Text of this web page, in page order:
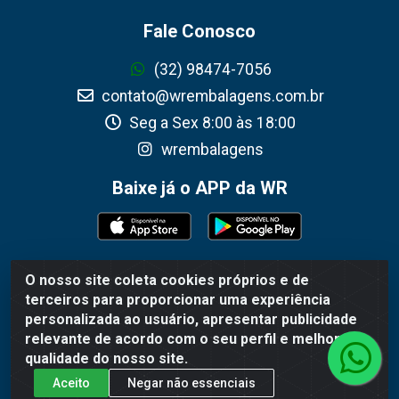
O nosso site coleta cookies próprios e de
terceiros para proporcionar uma experiência
personalizada ao usuário, apresentar publicidade
relevante de acordo com o seu perfil e melhorar a
qualidade do nosso site.
Aceito Negar não essenciais
Fale Conosco
(32) 98474-7056
contato@wrembalagens.com.br
Seg a Sex 8:00 às 18:00
wrembalagens
Baixe já o APP da WR
WR Embalagens - R. Cel. Teodoro Gomes de Araújo, 1360 -
Grogotó - Barbacena / MG - CEP 36202-628 - CNPJ
02.692.206/0001-55